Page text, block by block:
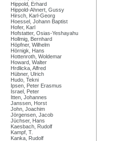
Hippold, Erhard
Hippold-Ahnert, Gussy
Hirsch, Karl-Georg
Hoessel, Johann Baptist
Hofer, Karl
Hofstatter, Osias-Yeshayahu
Hollmig, Bernhard
Höpfner, Wilhelm
Hörnigk, Hans
Hottenroth, Woldemar
Howard, Walter
Hrdlicka, Alfred
Hübner, Ulrich
Hudo, Tekni
Ipsen, Peter Erasmus
Israel, Peter
Itten, Johannes
Janssen, Horst
John, Joachim
Jörgensen, Jacob
Jüchser, Hans
Kaesbach, Rudolf
Kampf, T.
Kanka, Rudolf